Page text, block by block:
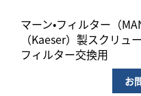
マーン・フィルター（
（Kaeser）製スクリ
フィルター交換用
お